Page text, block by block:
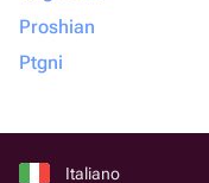
Proshian
Ptgni
Italiano